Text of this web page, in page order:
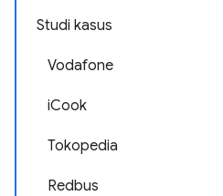
Studi kasus
Vodafone
iCook
Tokopedia
Redbus